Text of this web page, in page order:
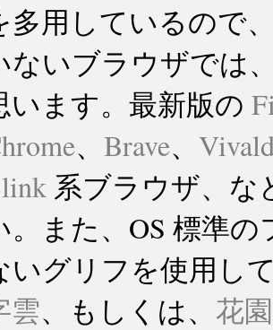
多用しているので
ないブラウザでは
います。最新版の
、Brave、
系ブラウザ、な
。また、OS 標準
いグリフを使用し
雲、もしくは、 花